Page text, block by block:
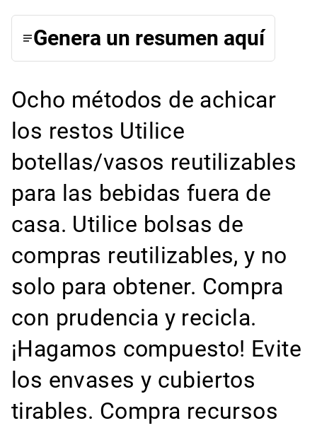
Genera un resumen aquí
Ocho métodos de achicar
los restos Utilice
botellas/vasos reutilizables
para las bebidas fuera de
casa. Utilice bolsas de
compras reutilizables, y no
solo para obtener. Compra
con prudencia y recicla.
¡Hagamos compuesto! Evite
los envases y cubiertos
tirables. Compra recursos